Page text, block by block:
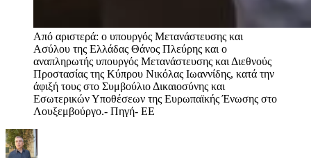
Από αριστερά: ο υπουργός Μετανάστευσης και
Ασύλου της Ελλάδας Θάνος Πλεύρης και ο
αναπληρωτής υπουργός Μετανάστευσης και Διεθνούς
Προστασίας της Κύπρου Νικόλας Ιωαννίδης, κατά την
άφιξή τους στο Συμβούλιο Δικαιοσύνης και
Εσωτερικών Υποθέσεων της Ευρωπαϊκής Ένωσης στο
Λουξεμβούργο.- Πηγή- ΕΕ